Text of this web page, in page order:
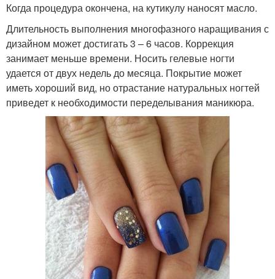
Когда процедура окончена, на кутикулу наносят масло.
Длительность выполнения многофазного наращивания с
дизайном может достигать 3 – 6 часов. Коррекция
занимает меньше времени. Носить гелевые ногти
удается от двух недель до месяца. Покрытие может
иметь хороший вид, но отрастание натуральных ногтей
приведет к необходимости переделывания маникюра.